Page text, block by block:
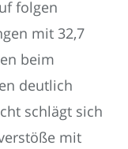
folgen
mit 32,7
beim
deutlich
schlägt sich
mit